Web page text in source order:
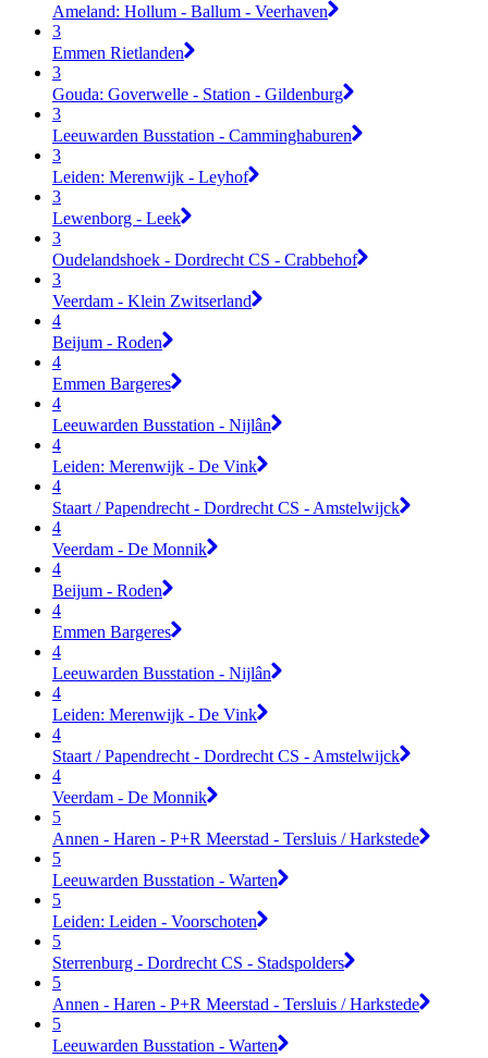
Ameland: Hollum - Ballum - Veerhaven
3
Emmen Rietlanden
3
Gouda: Goverwelle - Station - Gildenburg
3
Leeuwarden Busstation - Camminghaburen
3
Leiden: Merenwijk - Leyhof
3
Lewenborg - Leek
3
Oudelandshoek - Dordrecht CS - Crabbehof
3
Veerdam - Klein Zwitserland
4
Beijum - Roden
4
Emmen Bargeres
4
Leeuwarden Busstation - Nijlân
4
Leiden: Merenwijk - De Vink
4
Staart / Papendrecht - Dordrecht CS - Amstelwijck
4
Veerdam - De Monnik
4
Beijum - Roden
4
Emmen Bargeres
4
Leeuwarden Busstation - Nijlân
4
Leiden: Merenwijk - De Vink
4
Staart / Papendrecht - Dordrecht CS - Amstelwijck
4
Veerdam - De Monnik
5
Annen - Haren - P+R Meerstad - Tersluis / Harkstede
5
Leeuwarden Busstation - Warten
5
Leiden: Leiden - Voorschoten
5
Sterrenburg - Dordrecht CS - Stadspolders
5
Annen - Haren - P+R Meerstad - Tersluis / Harkstede
5
Leeuwarden Busstation - Warten